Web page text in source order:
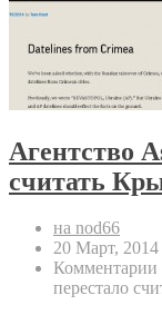
Агентство
считать
на nod66
20 Март, 2014
Комментарии
перестало